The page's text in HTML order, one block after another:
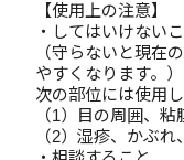
【使用上の注意】
・してはいけない
（守らないと現在
やすくなります。）
次の部位には使用
（1）目の周囲、粘
（2）湿疹、かぶれ